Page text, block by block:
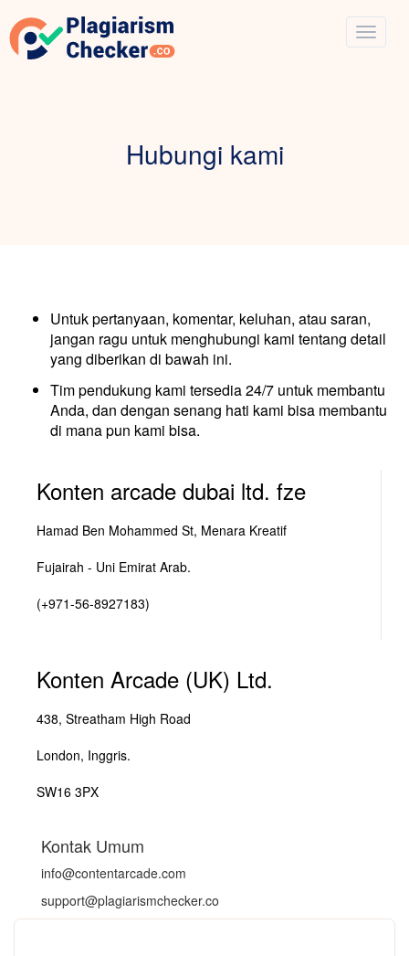
Hubungi kami
Untuk pertanyaan, komentar, keluhan, atau saran,
jangan ragu untuk menghubungi kami tentang detail
yang diberikan di bawah ini.
Tim pendukung kami tersedia 24/7 untuk membantu
Anda, dan dengan senang hati kami bisa membantu
di mana pun kami bisa.
Konten arcade dubai ltd. fze
Hamad Ben Mohammed St, Menara Kreatif
Fujairah - Uni Emirat Arab.
(+971-56-8927183)
Konten Arcade (UK) Ltd.
438, Streatham High Road
London, Inggris.
SW16 3PX
Kontak Umum
info@contentarcade.com
support@plagiarismchecker.co